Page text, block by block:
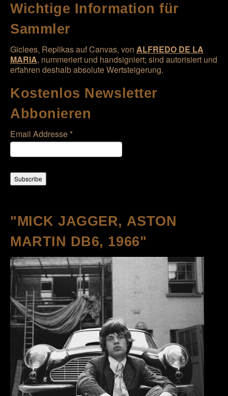
Wichtige Information für
Sammler
Giclees, Replikas auf Canvas, von ALFREDO DE LA
MARIA, nummeriert und handsigniert; sind autorisiert und
erfahren deshalb absolute Wertsteigerung.
Kostenlos Newsletter
Abbonieren
Email Addresse *
"MICK JAGGER, ASTON
MARTIN DB6, 1966"